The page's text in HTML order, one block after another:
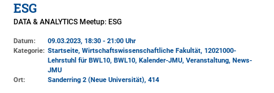
ESG
DATA & ANALYTICS Meetup: ESG
Datum:
09.03.2023, 18:30 - 21:00 Uhr
Kategorie: Startseite, Wirtschaftswissenschaftliche Fakultät, 12021000-
Lehrstuhl für BWL10, BWL10, Kalender-JMU, Veranstaltung, News-
JMU
Ort:
Sanderring 2 (Neue Universität), 414